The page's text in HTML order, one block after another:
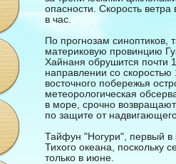
опасности. Скорость
в час.
По прогнозам синоптиков,
материковую провинцию
Хайнаня обрушится почти
направлении со
восточного побережья
метеорологическая
в море, срочно
по защите от
Тайфун "Ногури", первый
Тихого океана, поскольку
только в июне.